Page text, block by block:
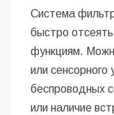
Система
быстро
функциям.
или
беспроводных
или наличие